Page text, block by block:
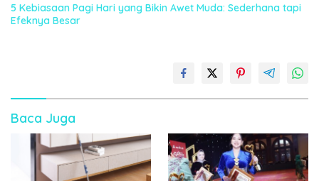
5 Kebiasaan Pagi Hari yang Bikin Awet Muda: Sederhana tapi
Efeknya Besar
Baca Juga